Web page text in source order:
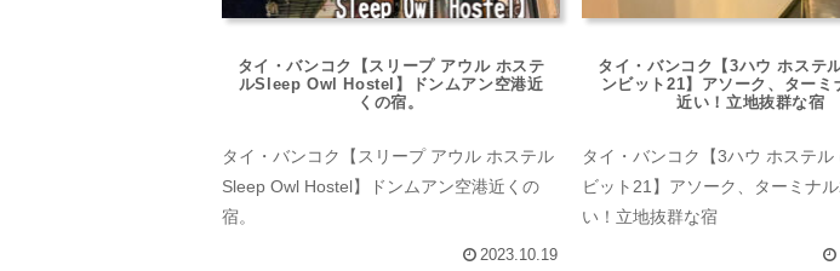
タイ・バンコク【スリープ アウル ホステ
ルSleep Owl Hostel】ドンムアン空港近
くの宿。
タイ・バンコク【スリープ アウル ホステル
Sleep Owl Hostel】ドンムアン空港近くの
宿。
2023.10.19
タイ・バンコク【3ハウ ホステ
ンビット21】アソーク、ターミ
近い！立地抜群な宿
タイ・バンコク【3ハウ ホステル
ビット21】アソーク、ターミナ
い！立地抜群な宿